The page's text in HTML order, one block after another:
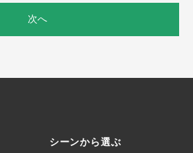
次へ
シーンから選ぶ